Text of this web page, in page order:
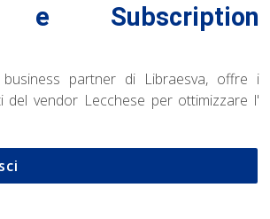
e Subscription
business partner di Libraesva, offre i
del vendor Lecchese per ottimizzare l'